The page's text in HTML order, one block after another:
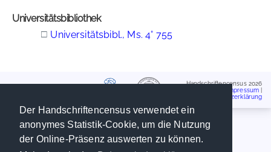
Der Handschriftencensus verwendet ein
anonymes Statistik-Cookie, um die Nutzung
der Online-Präsenz auswerten zu können.
Universitätsbibliothek
□ Universitätsbibl., Ms. 4° 755
Handschriftencensus 2026
Impressum
Datenschutzerklärung